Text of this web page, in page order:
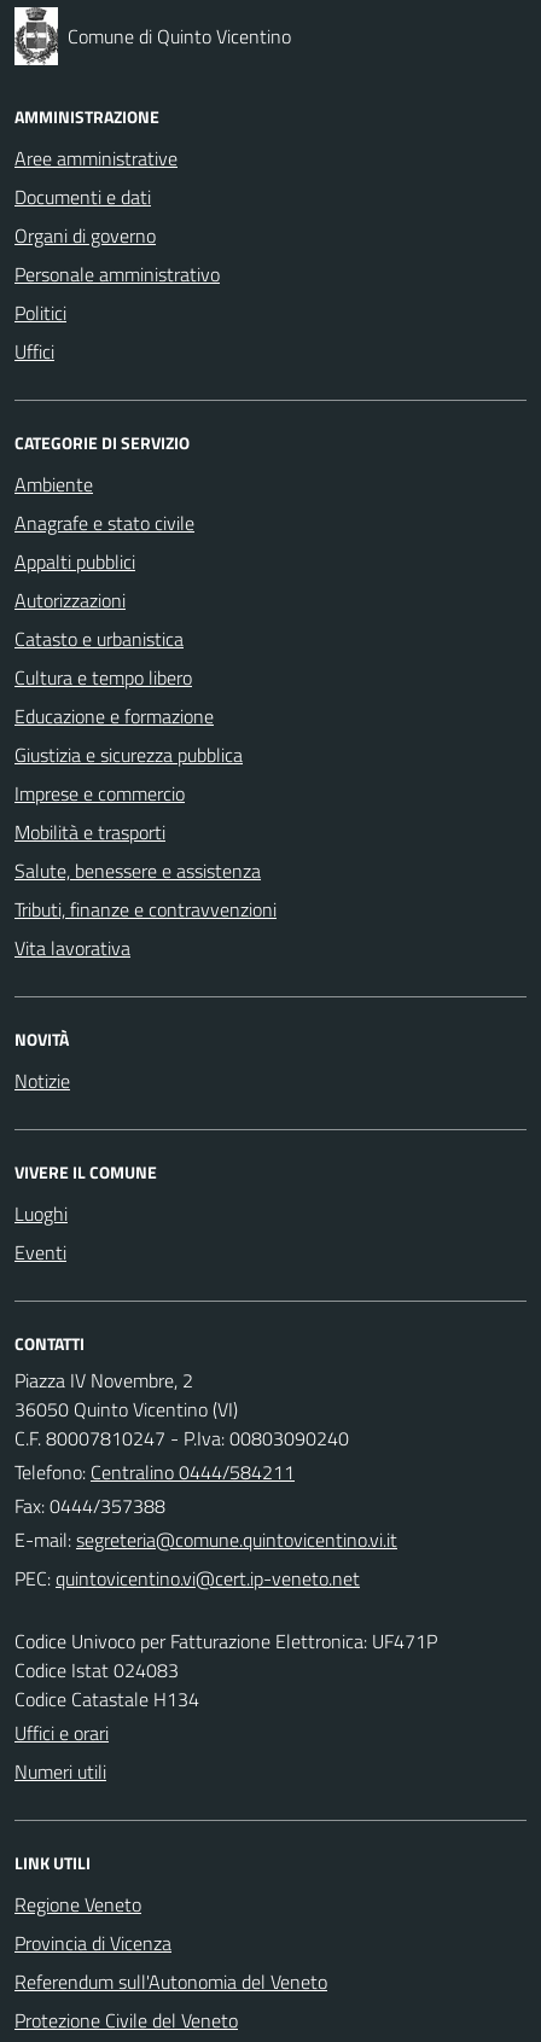
Comune di Quinto Vicentino
AMMINISTRAZIONE
Aree amministrative
Documenti e dati
Organi di governo
Personale amministrativo
Politici
Uffici
CATEGORIE DI SERVIZIO
Ambiente
Anagrafe e stato civile
Appalti pubblici
Autorizzazioni
Catasto e urbanistica
Cultura e tempo libero
Educazione e formazione
Giustizia e sicurezza pubblica
Imprese e commercio
Mobilità e trasporti
Salute, benessere e assistenza
Tributi, finanze e contravvenzioni
Vita lavorativa
NOVITÀ
Notizie
VIVERE IL COMUNE
Luoghi
Eventi
CONTATTI
Piazza IV Novembre, 2
36050 Quinto Vicentino (VI)
C.F. 80007810247 - P.Iva: 00803090240
Telefono: Centralino 0444/584211
Fax: 0444/357388
E-mail:
PEC:
Codice Univoco per Fatturazione Elettronica: UF471P
Codice Istat 024083
Codice Catastale H134
Uffici e orari
Numeri utili
LINK UTILI
Regione Veneto
Provincia di Vicenza
Referendum sull'Autonomia del Veneto
Protezione Civile del Veneto